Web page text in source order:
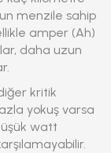
menzile sahip
amper (Ah)
daha uzun
kritik
yokuş varsa
watt